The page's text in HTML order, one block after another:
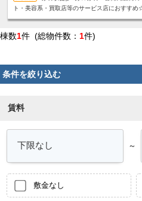
ト・美容系・買取店等のサービス店におすすめ
棟数1件 (総物件数： 1件)
条件を絞り込む
賃料
～
敷金なし